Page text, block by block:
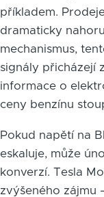
příkladem.
dramaticky
mechanismus,
signály přicházejí
informace o
ceny benzínu
Pokud napětí na
eskaluje, může
konverzí. Tesla
zvýšeného zájmu